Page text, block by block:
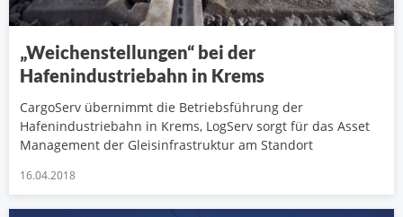
„Weichenstellungen“ bei der
Hafenindustriebahn in Krems
CargoServ übernimmt die Betriebsführung der
Hafenindustriebahn in Krems, LogServ sorgt für das Asset
Management der Gleisinfrastruktur am Standort
16.04.2018